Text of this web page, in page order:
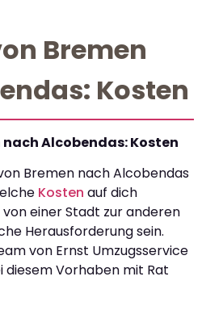
Bremen
Kosten
Alcobendas: Kosten
Bremen nach Alcobendas
Kosten auf dich
einer Stadt zur anderen
Herausforderung sein.
von Ernst Umzugsservice
diesem Vorhaben mit Rat